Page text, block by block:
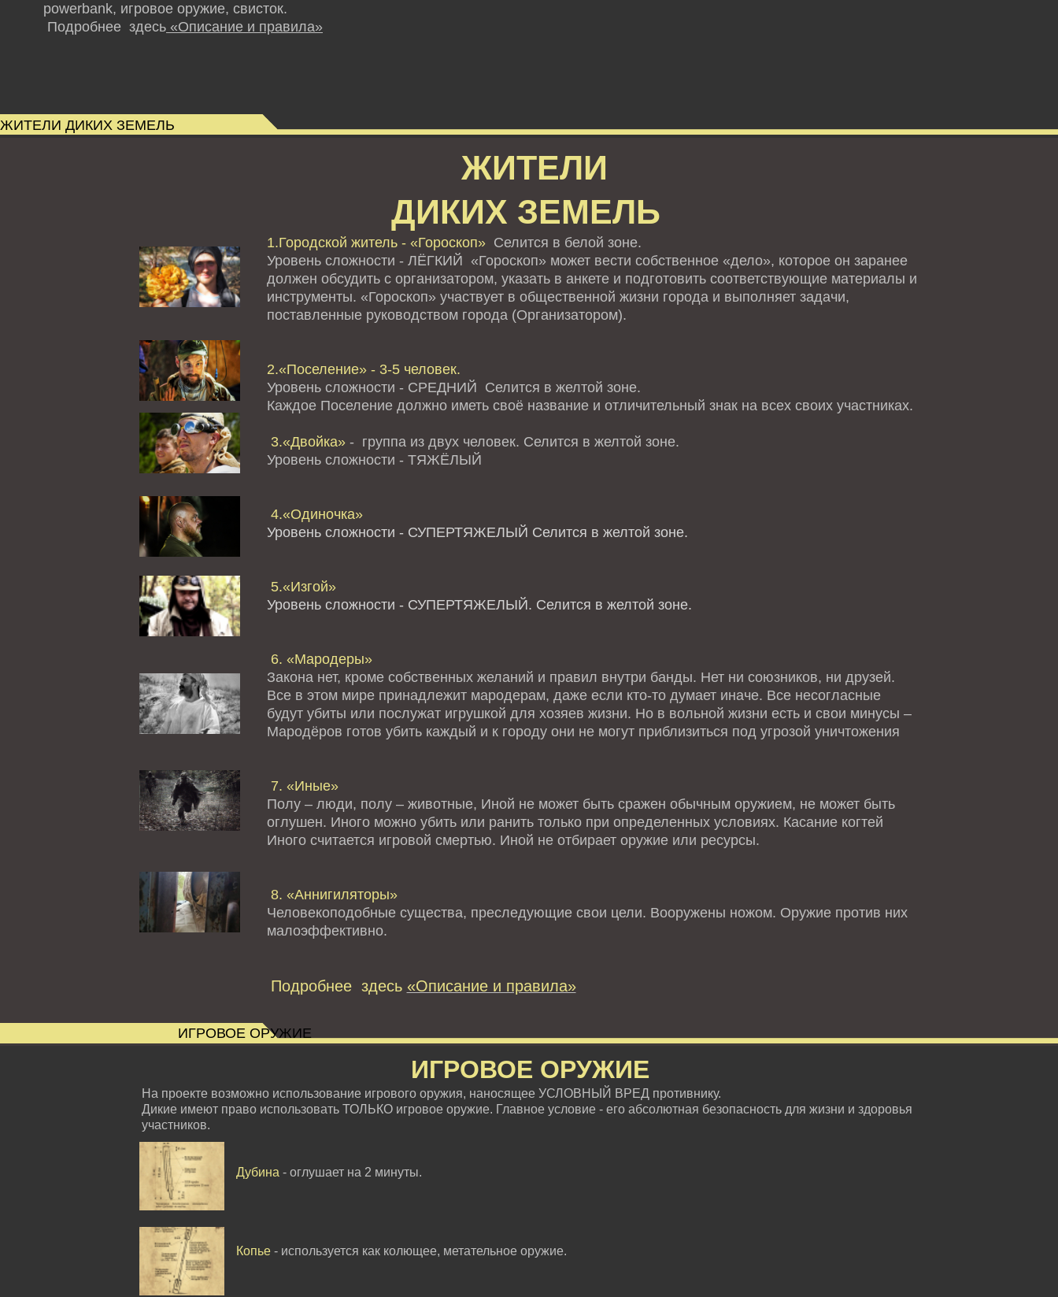
powerbank, игровое оружие, свисток.
Подробнее здесь «Описание и правила»
ЖИТЕЛИ ДИКИХ ЗЕМЕЛЬ
ЖИТЕЛИ
ДИКИХ ЗЕМЕЛЬ
1.Городской житель - «Гороскоп»Селится в белой зоне.
Уровень сложности - ЛЁГКИЙ «Гороскоп» может вести собственное «дело», которое он заранее
должен обсудить с организатором, указать в анкете и подготовить соответствующие материалы и
инструменты. «Гороскоп» участвует в общественной жизни города и выполняет задачи,
поставленные руководством города (Организатором).
2.«Поселение» - 3-5 человек.
Уровень сложности - СРЕДНИЙ Селится в желтой зоне.
Каждое Поселение должно иметь своё название и отличительный знак на всех своих участниках.
3.«Двойка»- группа из двух человек. Селится в желтой зоне.
Уровень сложности - ТЯЖЁЛЫЙ
4.«Одиночка»
Уровень сложности - СУПЕРТЯЖЕЛЫЙ Селится в желтой зоне.
5.«Изгой»
Уровень сложности - СУПЕРТЯЖЕЛЫЙ. Селится в желтой зоне.
6. «Мародеры»
Закона нет, кроме собственных желаний и правил внутри банды. Нет ни союзников, ни друзей.
Все в этом мире принадлежит мародерам, даже если кто-то думает иначе. Все несогласные
будут убиты или послужат игрушкой для хозяев жизни. Но в вольной жизни есть и свои минусы –
Мародёров готов убить каждый и к городу они не могут приблизиться под угрозой уничтожения
7. «Иные»
Полу – люди, полу – животные, Иной не может быть сражен обычным оружием, не может быть
оглушен. Иного можно убить или ранить только при определенных условиях. Касание когтей
Иного считается игровой смертью. Иной не отбирает оружие или ресурсы.
8. «Аннигиляторы»
Человекоподобные существа, преследующие свои цели. Вооружены ножом. Оружие против них
малоэффективно.
Подробнее здесь «Описание и правила»
ИГРОВОЕ ОРУЖИЕ
На проекте возможно использование игрового оружия, наносящее УСЛОВНЫЙ ВРЕД противнику.
Дикие имеют право использовать ТОЛЬКО игровое оружие. Главное условие - его абсолютная безопасность для жизни и здоровья
участников.
Дубина - оглушает на 2 минуты.
Копье - используется как колющее, метательное оружие.
ИГРОВОЕ ОРУЖИЕ